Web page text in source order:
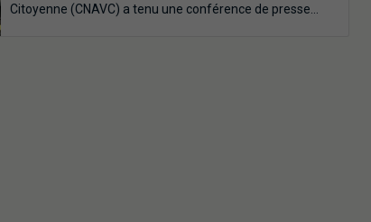
Citoyenne (CNAVC) a tenu une conférence de presse…